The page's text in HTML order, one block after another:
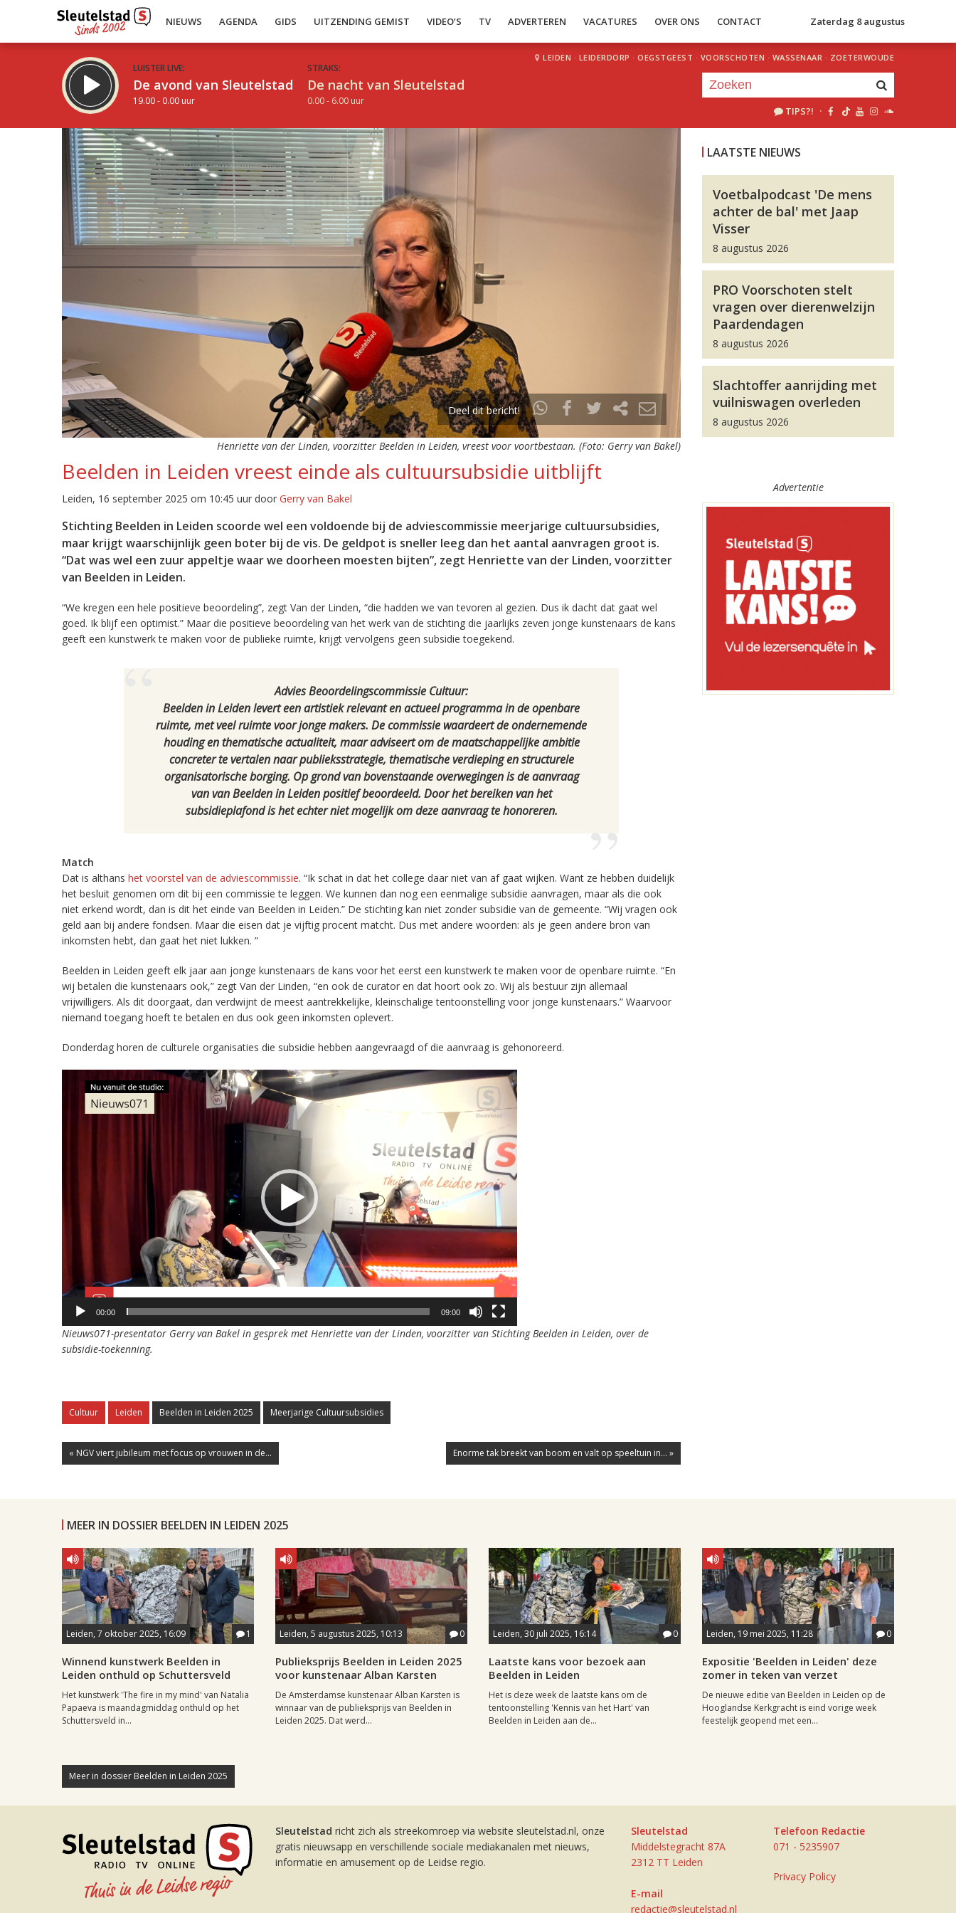
NIEUWS AGENDA GIDS UITZENDING GEMIST VIDEO’S TV ADVERTEREN VACATURES OVER ONS CONTACT Zaterdag 8 augustus
LUISTER LIVE:
De avond van Sleutelstad
19.00 - 0.00 uur
STRAKS:
De nacht van Sleutelstad
0.00 - 6.00 uur
LEIDEN · LEIDERDORP · OEGSTGEEST · VOORSCHOTEN · WASSENAAR · ZOETERWOUDE
TIPS?! ·
Inklappen
Deel dit bericht!
Henriette van der Linden, voorzitter Beelden in Leiden, vreest voor voortbestaan. (Foto: Gerry van Bakel)
Beelden in Leiden vreest einde als cultuursubsidie uitblijft
Leiden, 16 september 2025 om 10:45 uur door Gerry van Bakel
Stichting Beelden in Leiden scoorde wel een voldoende bij de adviescommissie meerjarige cultuursubsidies,
maar krijgt waarschijnlijk geen boter bij de vis. De geldpot is sneller leeg dan het aantal aanvragen groot is.
“Dat was wel een zuur appeltje waar we doorheen moesten bijten”, zegt Henriette van der Linden, voorzitter
van Beelden in Leiden.
“We kregen een hele positieve beoordeling”, zegt Van der Linden, “die hadden we van tevoren al gezien. Dus ik dacht dat gaat wel
goed. Ik blijf een optimist.” Maar die positieve beoordeling van het werk van de stichting die jaarlijks zeven jonge kunstenaars de kans
geeft een kunstwerk te maken voor de publieke ruimte, krijgt vervolgens geen subsidie toegekend.
Advies Beoordelingscommissie Cultuur:
Beelden in Leiden levert een artistiek relevant en actueel programma in de openbare
ruimte, met veel ruimte voor jonge makers. De commissie waardeert de ondernemende
houding en thematische actualiteit, maar adviseert om de maatschappelijke ambitie
concreter te vertalen naar publieksstrategie, thematische verdieping en structurele
organisatorische borging. Op grond van bovenstaande overwegingen is de aanvraag
van van Beelden in Leiden positief beoordeeld. Door het bereiken van het
subsidieplafond is het echter niet mogelijk om deze aanvraag te honoreren.
Match
Dat is althans het voorstel van de adviescommissie. “Ik schat in dat het college daar niet van af gaat wijken. Want ze hebben duidelijk
het besluit genomen om dit bij een commissie te leggen. We kunnen dan nog een eenmalige subsidie aanvragen, maar als die ook
niet erkend wordt, dan is dit het einde van Beelden in Leiden.” De stichting kan niet zonder subsidie van de gemeente. “Wij vragen ook
geld aan bij andere fondsen. Maar die eisen dat je vijftig procent matcht. Dus met andere woorden: als je geen andere bron van
inkomsten hebt, dan gaat het niet lukken. ”
Beelden in Leiden geeft elk jaar aan jonge kunstenaars de kans voor het eerst een kunstwerk te maken voor de openbare ruimte. “En
wij betalen die kunstenaars ook,” zegt Van der Linden, “en ook de curator en dat hoort ook zo. Wij als bestuur zijn allemaal
vrijwilligers. Als dit doorgaat, dan verdwijnt de meest aantrekkelijke, kleinschalige tentoonstelling voor jonge kunstenaars.” Waarvoor
niemand toegang hoeft te betalen en dus ook geen inkomsten oplevert.
Donderdag horen de culturele organisaties die subsidie hebben aangevraagd of die aanvraag is gehonoreerd.
00:00 09:00
Nieuws071-presentator Gerry van Bakel in gesprek met Henriette van der Linden, voorzitter van Stichting Beelden in Leiden, over de
subsidie-toekenning.
Cultuur Leiden Beelden in Leiden 2025 Meerjarige Cultuursubsidies
« NGV viert jubileum met focus op vrouwen in de... Enorme tak breekt van boom en valt op speeltuin in... »
LAATSTE NIEUWS
Voetbalpodcast 'De mens
achter de bal' met Jaap
Visser
8 augustus 2026
PRO Voorschoten stelt
vragen over dierenwelzijn
Paardendagen
8 augustus 2026
Slachtoffer aanrijding met
vuilniswagen overleden
8 augustus 2026
Advertentie
MEER IN DOSSIER BEELDEN IN LEIDEN 2025
Leiden, 7 oktober 2025, 16:09 1
Winnend kunstwerk Beelden in
Leiden onthuld op Schuttersveld
Het kunstwerk 'The fire in my mind' van Natalia
Papaeva is maandagmiddag onthuld op het
Schuttersveld in...
Leiden, 5 augustus 2025, 10:13 0
Publieksprijs Beelden in Leiden 2025
voor kunstenaar Alban Karsten
De Amsterdamse kunstenaar Alban Karsten is
winnaar van de publieksprijs van Beelden in
Leiden 2025. Dat werd...
Leiden, 30 juli 2025, 16:14 0
Laatste kans voor bezoek aan
Beelden in Leiden
Het is deze week de laatste kans om de
tentoonstelling 'Kennis van het Hart' van
Beelden in Leiden aan de...
Leiden, 19 mei 2025, 11:28 0
Expositie 'Beelden in Leiden' deze
zomer in teken van verzet
De nieuwe editie van Beelden in Leiden op de
Hooglandse Kerkgracht is eind vorige week
feestelijk geopend met een...
Meer in dossier Beelden in Leiden 2025
Sleutelstad richt zich als streekomroep via website sleutelstad.nl, onze
gratis nieuwsapp en verschillende sociale mediakanalen met nieuws,
informatie en amusement op de Leidse regio.
Sleutelstad
Middelstegracht 87A
2312 TT Leiden
E-mail
redactie@sleutelstad.nl
Telefoon Redactie
071 - 5235907
Privacy Policy